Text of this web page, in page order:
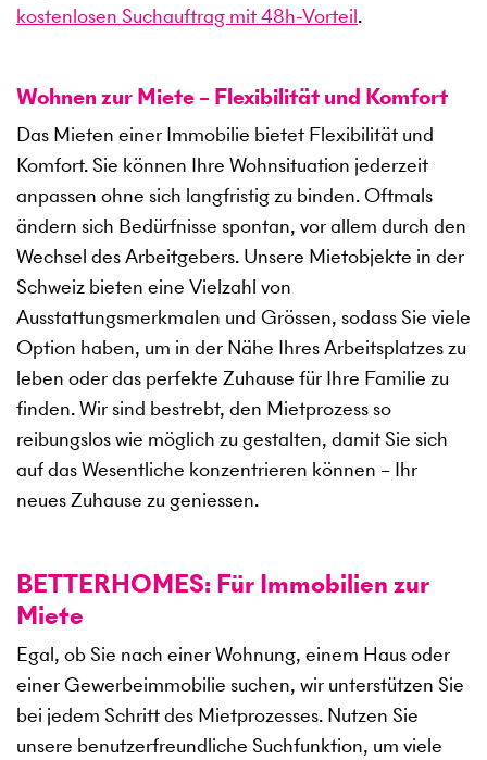
kostenlosen Suchauftrag mit 48h-Vorteil.
Wohnen zur Miete – Flexibilität und Komfort
Das Mieten einer Immobilie bietet Flexibilität und
Komfort. Sie können Ihre Wohnsituation jederzeit
anpassen ohne sich langfristig zu binden. Oftmals
ändern sich Bedürfnisse spontan, vor allem durch den
Wechsel des Arbeitgebers. Unsere Mietobjekte in der
Schweiz bieten eine Vielzahl von
Ausstattungsmerkmalen und Grössen, sodass Sie viele
Option haben, um in der Nähe Ihres Arbeitsplatzes zu
leben oder das perfekte Zuhause für Ihre Familie zu
finden. Wir sind bestrebt, den Mietprozess so
reibungslos wie möglich zu gestalten, damit Sie sich
auf das Wesentliche konzentrieren können – Ihr
neues Zuhause zu geniessen.
BETTERHOMES: Für Immobilien zur
Miete
Egal, ob Sie nach einer Wohnung, einem Haus oder
einer Gewerbeimmobilie suchen, wir unterstützen Sie
bei jedem Schritt des Mietprozesses. Nutzen Sie
unsere benutzerfreundliche Suchfunktion, um viele